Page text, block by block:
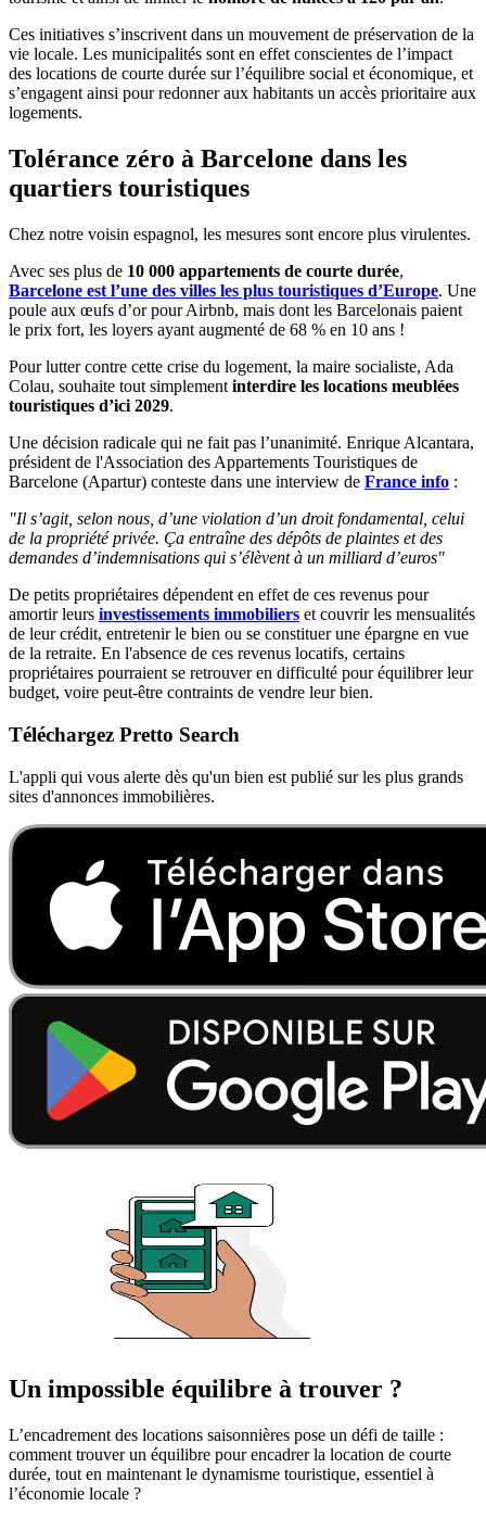
Ces initiatives s’inscrivent dans un mouvement de préservation de la
vie locale. Les municipalités sont en effet conscientes de l’impact
des locations de courte durée sur l’équilibre social et économique, et
s’engagent ainsi pour redonner aux habitants un accès prioritaire aux
logements.
Tolérance zéro à Barcelone dans les
quartiers touristiques
Chez notre voisin espagnol, les mesures sont encore plus virulentes.
Avec ses plus de 10 000 appartements de courte durée,
Barcelone est l’une des villes les plus touristiques d’Europe. Une
poule aux œufs d’or pour Airbnb, mais dont les Barcelonais paient
le prix fort, les loyers ayant augmenté de 68 % en 10 ans !
Pour lutter contre cette crise du logement, la maire socialiste, Ada
Colau, souhaite tout simplement interdire les locations meublées
touristiques d’ici 2029.
Une décision radicale qui ne fait pas l’unanimité. Enrique Alcantara,
président de l'Association des Appartements Touristiques de
Barcelone (Apartur) conteste dans une interview de France info :
"Il s’agit, selon nous, d’une violation d’un droit fondamental, celui
de la propriété privée. Ça entraîne des dépôts de plaintes et des
demandes d’indemnisations qui s’élèvent à un milliard d’euros"
De petits propriétaires dépendent en effet de ces revenus pour
amortir leurs investissements immobiliers et couvrir les mensualités
de leur crédit, entretenir le bien ou se constituer une épargne en vue
de la retraite. En l'absence de ces revenus locatifs, certains
propriétaires pourraient se retrouver en difficulté pour équilibrer leur
budget, voire peut-être contraints de vendre leur bien.
Téléchargez Pretto Search
L'appli qui vous alerte dès qu'un bien est publié sur les plus grands
sites d'annonces immobilières.
Un impossible équilibre à trouver ?
L’encadrement des locations saisonnières pose un défi de taille :
comment trouver un équilibre pour encadrer la location de courte
durée, tout en maintenant le dynamisme touristique, essentiel à
l’économie locale ?